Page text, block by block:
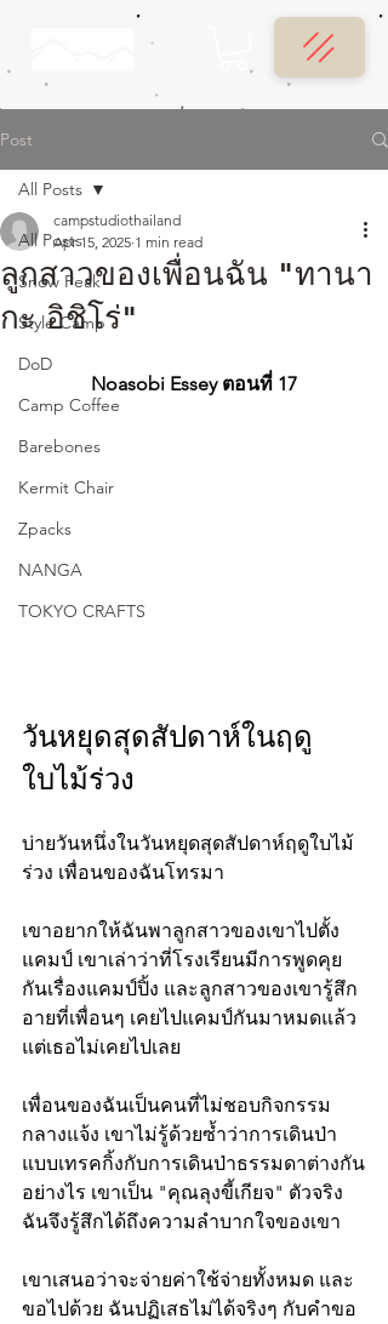
Post
All Posts
Snow Peak
Style Camp
DoD
Camp Coffee
Barebones
Kermit Chair
Zpacks
NANGA
TOKYO CRAFTS
All Posts
ลูกสาวของเพื่อนฉัน "ทานา
กะ อิชิโร่"
campstudiothailand
Apr 15, 2025 1 min read
Noasobi Essey ตอนที่ 17
วันหยุดสุดสัปดาห์ในฤดู
ใบไม้ร่วง
บ่ายวันหนึ่งในวันหยุดสุดสัปดาห์ฤดูใบไม้
ร่วง เพื่อนของฉันโทรมา
เขาอยากให้ฉันพาลูกสาวของเขาไปตั้ง
แคมป์ เขาเล่าว่าที่โรงเรียนมีการพูดคุย
กันเรื่องแคมป์ปิ้ง และลูกสาวของเขารู้สึก
อายที่เพื่อนๆ เคยไปแคมป์กันมาหมดแล้ว
แต่เธอไม่เคยไปเลย
เพื่อนของฉันเป็นคนที่ไม่ชอบกิจกรรม
กลางแจ้ง เขาไม่รู้ด้วยซ้ำว่าการเดินป่า
แบบเทรคกิ้งกับการเดินป่าธรรมดาต่างกัน
อย่างไร เขาเป็น "คุณลุงขี้เกียจ" ตัวจริง
ฉันจึงรู้สึกได้ถึงความลำบากใจของเขา
เขาเสนอว่าจะจ่ายค่าใช้จ่ายทั้งหมด และ
ขอไปด้วย ฉันปฏิเสธไม่ได้จริงๆ กับคำขอ